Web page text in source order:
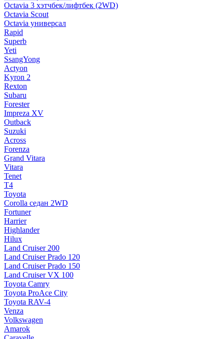
Octavia 3 хэтчбек/лифтбек (2WD)
Octavia Scout
Octavia универсал
Rapid
Superb
Yeti
SsangYong
Actyon
Kyron 2
Rexton
Subaru
Forester
Impreza XV
Outback
Suzuki
Across
Forenza
Grand Vitara
Vitara
Tenet
T4
Toyota
Corolla седан 2WD
Fortuner
Harrier
Highlander
Hilux
Land Cruiser 200
Land Cruiser Prado 120
Land Cruiser Prado 150
Land Cruiser VX 100
Toyota Camry
Toyota ProAce City
Toyota RAV-4
Venza
Volkswagen
Amarok